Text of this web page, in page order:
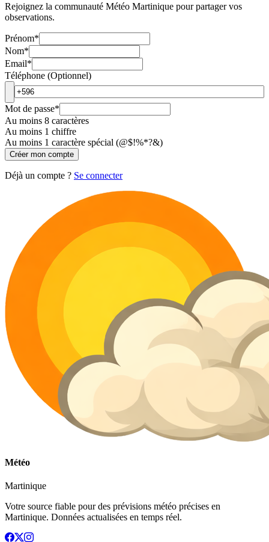
Rejoignez la communauté Météo Martinique pour partager vos
observations.
Prénom*
Nom*
Email*
Téléphone (Optionnel)
Mot de passe*
Au moins 8 caractères
Au moins 1 chiffre
Au moins 1 caractère spécial (@$!%*?&)
Créer mon compte
Déjà un compte ? Se connecter
Météo
Martinique
Votre source fiable pour des prévisions météo précises en
Martinique. Données actualisées en temps réel.